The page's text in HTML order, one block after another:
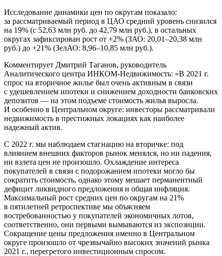
Исследование динамики цен по округам показало:
за рассматриваемый период в ЦАО средний уровень снизился
на 19% (с 52,63 млн руб. до 42,79 млн руб.), в остальных
округах зафиксирован рост от +2% (ЗАО: 20,01–20,38 млн
руб.) до +21% (ЗелАО: 8,96–10,85 млн руб.).
Комментирует Дмитрий Таганов, руководитель
Аналитического центра ИНКОМ-Недвижимость: «В 2021 г.
спрос на вторичное жилье был очень активным в связи
с удешевлением ипотеки и снижением доходности банковских
депозитов — на этом подъеме стоимость жилья выросла.
И особенно в Центральном округе: инвесторы рассматривали
недвижимость в престижных локациях как наиболее
надежный актив.
С 2022 г. мы наблюдаем стагнацию на вторичке: под
влиянием внешних факторов рынок менялся, но ни падения,
ни взлета цен не произошло. Охлаждение интереса
покупателей в связи с подорожанием ипотеки могло бы
сократить стоимость, однако этому мешает перманентный
дефицит ликвидного предложения и общая инфляция.
Максимальный рост средних цен по округам на 21%
в пятилетней ретроспективе мы объясняем
востребованностью у покупателей экономичных лотов,
соответственно, они первыми вымываются из экспозиции.
Сокращение цены предложения именно в Центральном
округе произошло от чрезвычайно высоких значений рынка
2021 г., перегретого инвестиционным спросом.